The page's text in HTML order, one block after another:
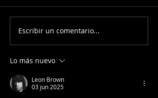
¡Manuela Martínez
continúa al frente de
Escribir un comentario...
Lo más nuevo
Leon Brown
03 jun 2025